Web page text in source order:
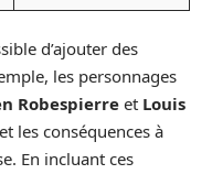
d’ajouter des
les personnages
Robespierre et Louis
les conséquences à
En incluant ces